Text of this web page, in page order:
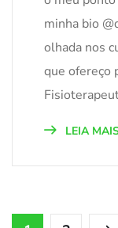
minha bio
olhada nos
que ofereço
LEIA